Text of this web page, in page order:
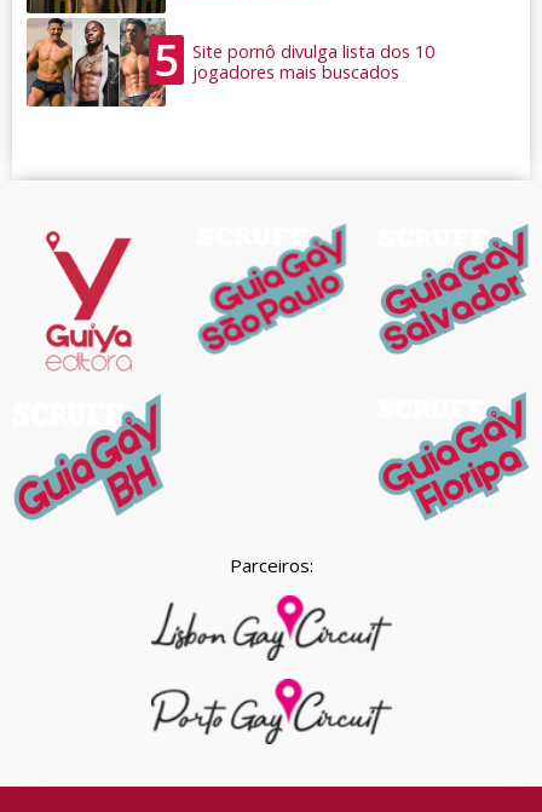
5
Site pornô divulga lista dos 10
jogadores mais buscados
Parceiros: